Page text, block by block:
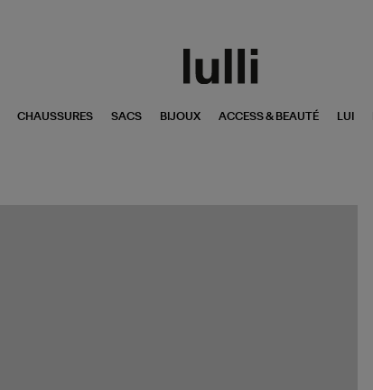
CHAUSSURES SACS BIJOUX ACCESS & BEAUTÉ LUI